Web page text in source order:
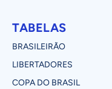
TABELAS
BRASILEIRÃO
LIBERTADORES
COPA DO BRASIL